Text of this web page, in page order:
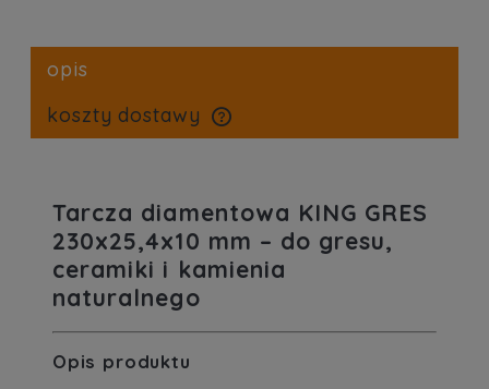
opis
koszty dostawy
Tarcza diamentowa KING GRES
230x25,4x10 mm – do gresu,
ceramiki i kamienia
naturalnego
Opis produktu